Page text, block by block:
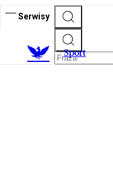
Serwisy
Sport